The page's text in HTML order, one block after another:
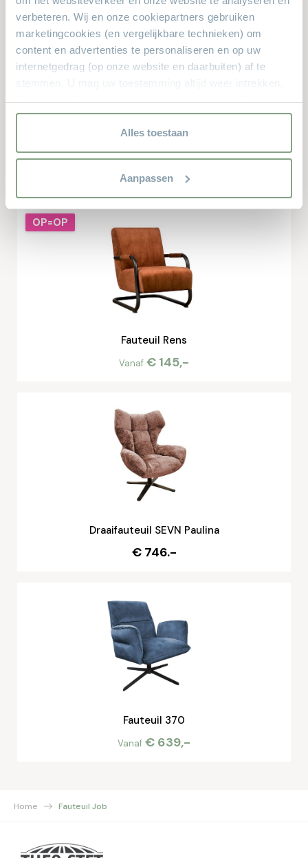
verbeteren. Wij en onze cookiepartners gebruiken
marketingcookies (en vergelijkbare technieken) om
content en advertenties te personaliseren en op uw
internetgedrag (op onze website en daarbuiten) af te
Voor meer informatie en het aanpassen van uw keuze op
onze website verwijzen wij u naar onze
Alles toestaan
Aanpassen
Fauteuil Beetle
Vanaf € 59,-
OP=OP
Fauteuil Rens
Vanaf € 145,-
OP=OP
Draaifauteuil SEVN Paulina
€ 746.-
Fauteuil 370
Vanaf € 639,-
Home Fauteuil Job